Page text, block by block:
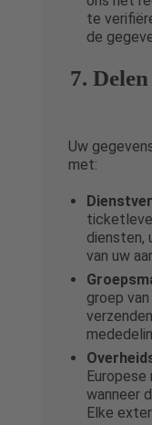
te
de
7.
Uw
met:
diensten,
van uw
groep
wanneer
Elke